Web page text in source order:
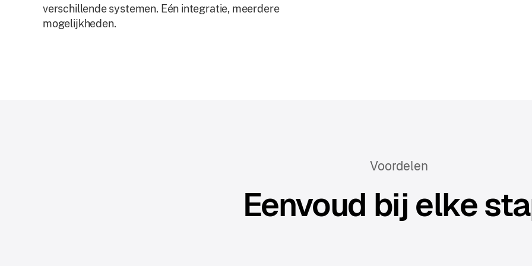
verschillende systemen. Eén integratie, meerdere
mogelijkheden.
Voordelen
Eenvoud bij elke